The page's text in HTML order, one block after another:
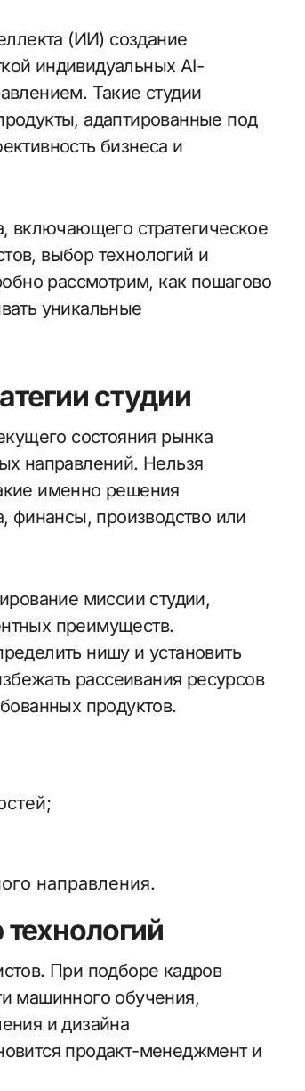
индивидуальных AI-
Такие студии
адаптированные под
бизнеса и
включающего стратегическое
выбор технологий и
рассмотрим, как пошагово
уникальные
студии
состояния рынка
направлений. Нельзя
именно решения
финансы, производство или
миссии студии,
преимуществ.
нишу и установить
рассеивания ресурсов
продуктов.
направления.
При подборе кадров
машинного обучения,
и дизайна
продакт-менеджмент и